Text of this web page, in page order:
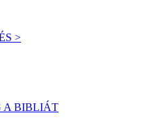
>
A BIBLIÁT